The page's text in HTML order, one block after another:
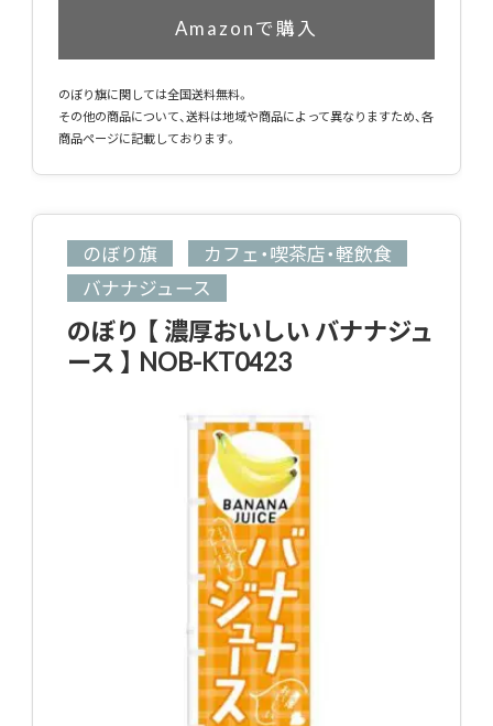
Amazonで購入
のぼり旗に関しては全国送料無料。
その他の商品について、送料は地域や商品によって異なりますため、各
商品ページに記載しております。
のぼり旗
カフェ・喫茶店・軽飲食
バナナジュース
のぼり 【 濃厚おいしい バナナジュ
ース 】 NOB-KT0423